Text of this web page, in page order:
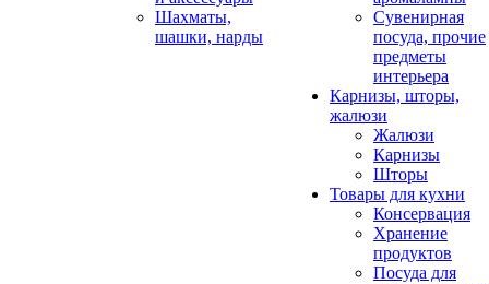
Шахматы,
шашки, нарды
Сувенирная
посуда, прочие
предметы
интерьера
Карнизы, шторы,
жалюзи
Жалюзи
Карнизы
Шторы
Товары для кухни
Консервация
Хранение
продуктов
Посуда для